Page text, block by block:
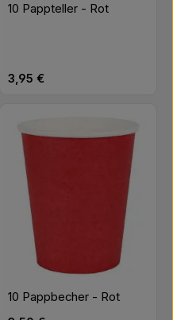
10 Pappteller - Rot
Regulärer Preis:
3,95 €
10 Pappbecher - Rot